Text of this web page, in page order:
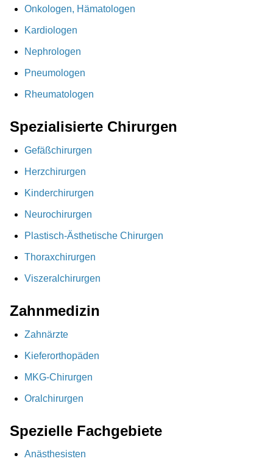
Onkologen, Hämatologen
Kardiologen
Nephrologen
Pneumologen
Rheumatologen
Spezialisierte Chirurgen
Gefäßchirurgen
Herzchirurgen
Kinderchirurgen
Neurochirurgen
Plastisch-Ästhetische Chirurgen
Thoraxchirurgen
Viszeralchirurgen
Zahnmedizin
Zahnärzte
Kieferorthopäden
MKG-Chirurgen
Oralchirurgen
Spezielle Fachgebiete
Anästhesisten